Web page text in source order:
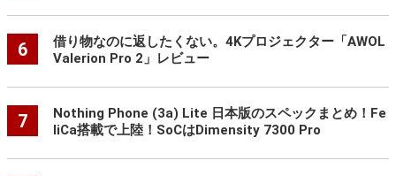
6
借り物なのに返したくない。4Kプロジェクター「AWOL
Valerion Pro 2」レビュー
7
Nothing Phone (3a) Lite 日本版のスペックまとめ！Fe
liCa搭載で上陸！SoCはDimensity 7300 Pro